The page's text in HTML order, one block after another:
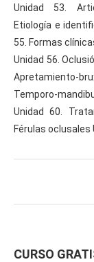
Unidad 53.
Etiología e
55. Formas
Unidad 56.
Apretamiento-
Temporo-
Unidad 60.
Férulas oclusales
CURSO